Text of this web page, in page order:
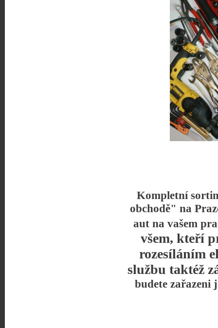
Kompletní
obchodě" na
aut na vašem
všem, kteří
rozesíláním
službu taktéž
budete zařazeni